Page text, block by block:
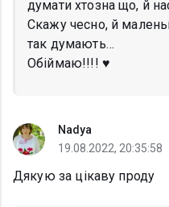
думати хтозна що, й
Скажу чесно, й
так думають…
Обіймаю!!!! ♥️
Nadya
19.08.2022, 20:35:58
Дякую за цікаву проду